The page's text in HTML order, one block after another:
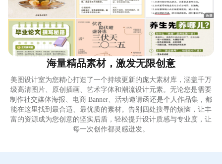
海量精品素材，激发无限创意
美图设计室为您精心打造了一个持续更新的庞大素材库，涵盖千万
级高清图片、原创插画、艺术字体和潮流设计元素。无论您是需要
制作社交媒体海报、电商 Banner、活动邀请函还是个人作品集，都
能在这里找到最合适、最优质的素材。告别四处搜寻的烦恼，让丰
富的资源成为您创意的坚实后盾，轻松提升设计质感与专业度，让
每一次创作都灵感迸发。